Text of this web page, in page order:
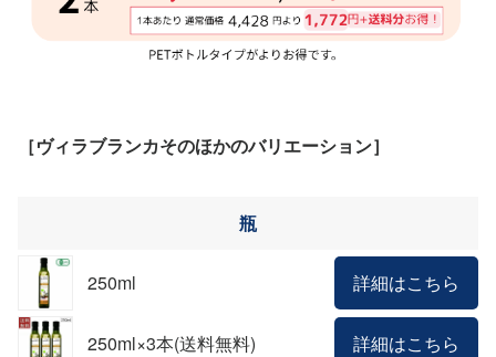
［ヴィラブランカそのほかのバリエーション］
瓶
250ml 詳細はこちら
250ml×3本(送料無料) 詳細はこちら